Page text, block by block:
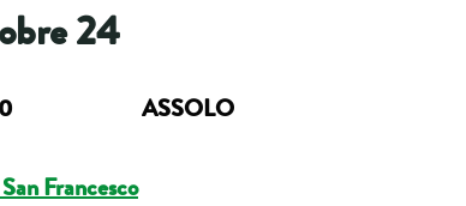
24
ASSOLO
Francesco